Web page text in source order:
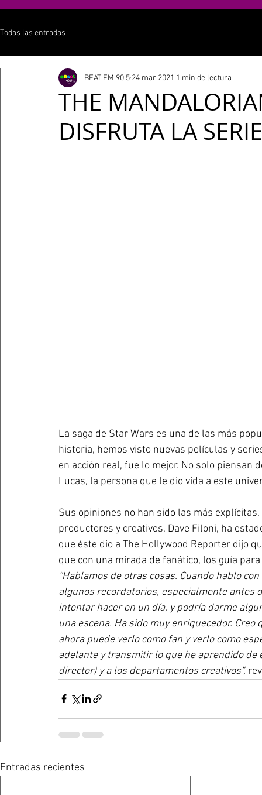
Todas las entradas
THE
DISFRUTA LA
BEAT FM 90.5 24 mar 2021 1 min de lectura
La saga de Star Wars es una de las más
historia, hemos visto nuevas películas y
en acción real, fue lo mejor. No solo piensan
Lucas, la persona que le dio vida a este
Sus opiniones no han sido las más
productores y creativos, Dave Filoni, ha
que éste dio a The Hollywood Reporter dijo
que con una mirada de fanático, los guía
“Hablamos de otras cosas. Cuando hablo
algunos recordatorios, especialmente antes
intentar hacer en un día, y podría darme
una escena. Ha sido muy enriquecedor.
ahora puede verlo como fan y verlo como
adelante y transmitir lo que he aprendido
director) y a los departamentos creativos”,
Entradas recientes